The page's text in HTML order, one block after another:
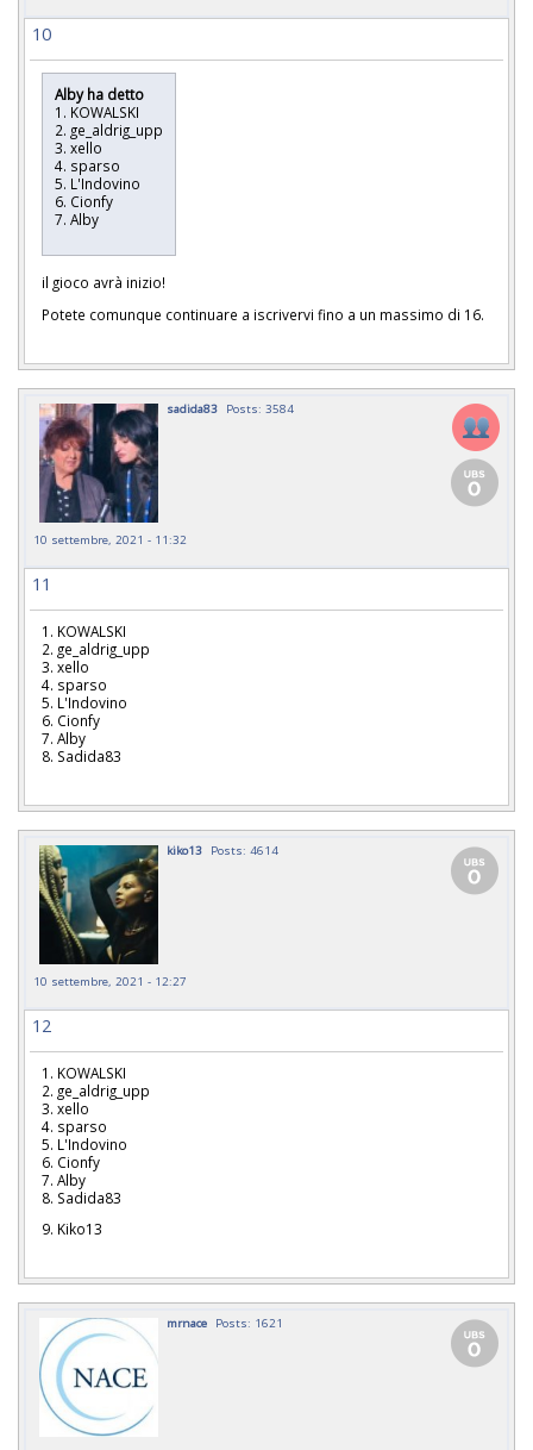
10
Alby ha detto
1. KOWALSKI
2. ge_aldrig_upp
3. xello
4. sparso
5. L'Indovino
6. Cionfy
7. Alby
il gioco avrà inizio!
Potete comunque continuare a iscrivervi fino a un massimo di 16.
sadida83 Posts: 3584
10 settembre, 2021 - 11:32
11
1. KOWALSKI
2. ge_aldrig_upp
3. xello
4. sparso
5. L'Indovino
6. Cionfy
7. Alby
8. Sadida83
kiko13 Posts: 4614
10 settembre, 2021 - 12:27
12
1. KOWALSKI
2. ge_aldrig_upp
3. xello
4. sparso
5. L'Indovino
6. Cionfy
7. Alby
8. Sadida83
9. Kiko13
mrnace Posts: 1621